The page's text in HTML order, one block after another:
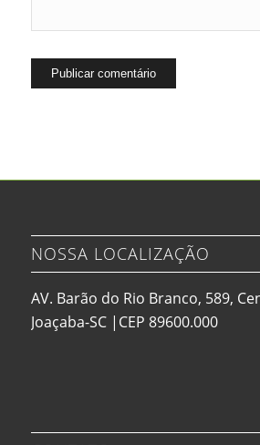
NOSSA LOCALIZAÇÃO
AV. Barão do Rio Branco, 589,
Joaçaba-SC |CEP 89600.000